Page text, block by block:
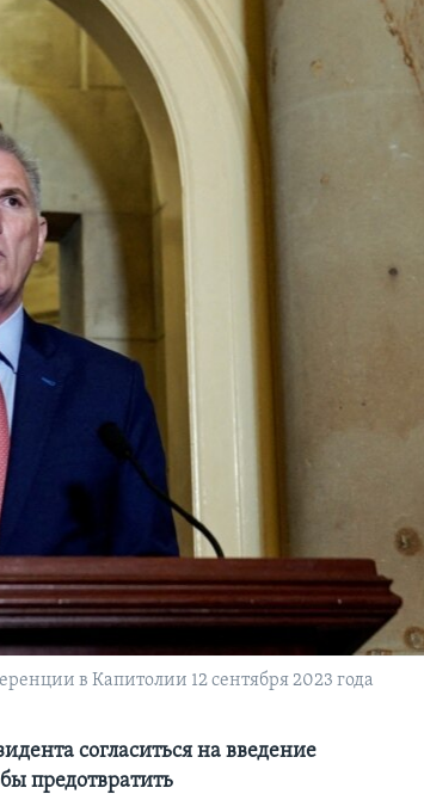
в Капитолии 12 сентября 2023 года
согласиться на введение
предотвратить